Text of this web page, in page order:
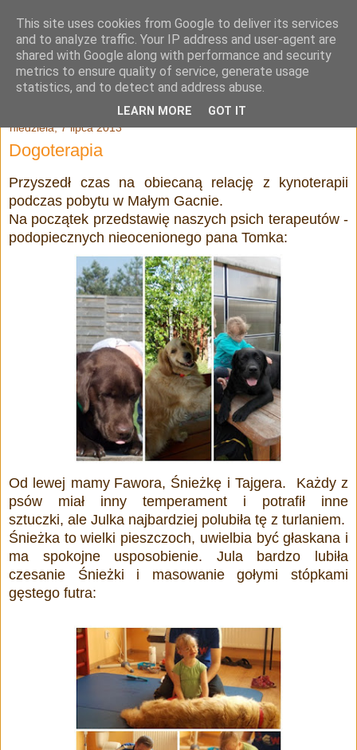
Julia Adamowska
niedziela, 7 lipca 2013
Dogoterapia
Przyszedł czas na obiecaną relację z kynoterapii
podczas pobytu w Małym Gacnie.
Na początek przedstawię naszych psich terapeutów -
podopiecznych nieocenionego pana Tomka:
Od lewej mamy Fawora, Śnieżkę i Tajgera. Każdy z
psów miał inny temperament i potrafił inne
sztuczki, ale Julka najbardziej polubiła tę z turlaniem.
Śnieżka to wielki pieszczoch, uwielbia być głaskana i
ma spokojne usposobienie. Jula bardzo lubiła
czesanie Śnieżki i masowanie gołymi stópkami
gęstego futra:
This site uses cookies from Google to deliver its services
and to analyze traffic. Your IP address and user-agent are
shared with Google along with performance and security
metrics to ensure quality of service, generate usage
statistics, and to detect and address abuse.
LEARN MORE GOT IT